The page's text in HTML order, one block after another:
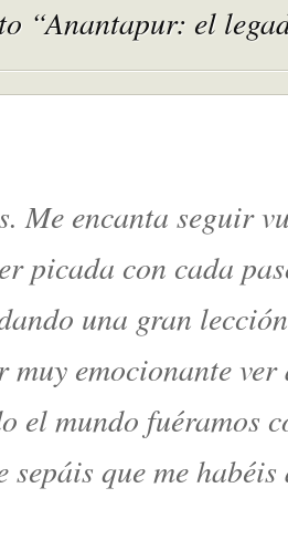
“Anantapur: el
Me encanta seguir
picada con cada
una gran
muy emocionante
el mundo fuéramos
sepáis que me